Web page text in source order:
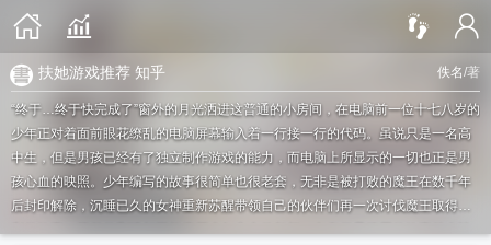
佚名/著
扶她游戏推荐 知乎
“终于…终于快完成了”窗外的月光洒进这普通的小房间，在电脑前一位十七八岁的
少年正对着面前眼花缭乱的电脑屏幕输入着一行接一行的代码。虽说只是一名高
中生，但是男孩已经有了独立制作游戏的能力，而电脑上所显示的一切也正是男
孩心血的映照。少年编写的故事很简单也很老套，无非是被打败的魔王在数千年
后封印解除，沉睡已久的女神重新苏醒带领自己的伙伴们再一次讨伐魔王取得胜